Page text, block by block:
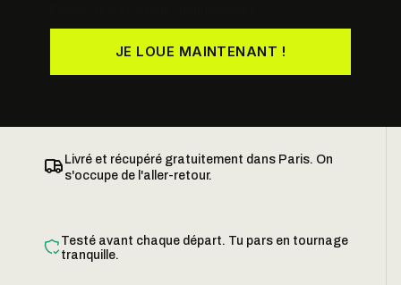
JE LOUE MAINTENANT !
Livré et récupéré gratuitement dans Paris. On
s'occupe de l'aller-retour.
Testé avant chaque départ. Tu pars en tournage
tranquille.